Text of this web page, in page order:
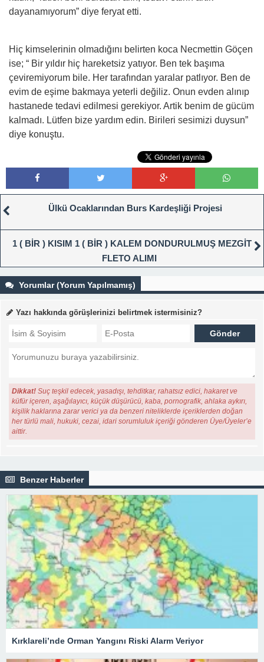
dayanamıyorum” diye feryat etti.
Hiç kimselerinin olmadığını belirten koca Necmettin Göçen
ise; “ Bir yıldır hiç hareketsiz yatıyor. Ben tek başıma
çeviremiyorum bile. Her tarafından yaralar patlıyor. Ben de
evim de eşime bakmaya yeterli değiliz. Onun evden alınıp
hastanede tedavi edilmesi gerekiyor. Artik benim de gücüm
kalmadı. Lütfen bize yardım edin. Birileri sesimizi duysun”
diye konuştu.
Ülkü Ocaklarından Burs Kardeşliği Projesi
1 ( BİR ) KISIM 1 ( BİR ) KALEM DONDURULMUŞ MEZGİT
FLETO ALIMI
Yorumlar (Yorum Yapılmamış)
Yazı hakkında görüşlerinizi belirtmek istermisiniz?
Dikkat! Suç teşkil edecek, yasadışı, tehditkar, rahatsız edici, hakaret ve
küfür içeren, aşağılayıcı, küçük düşürücü, kaba, pornografik, ahlaka aykırı,
kişilik haklarına zarar verici ya da benzeri niteliklerde içeriklerden doğan
her türlü mali, hukuki, cezai, idari sorumluluk içeriği gönderen Üye/Üyeler’e
aittir.
Benzer Haberler
Kırklareli’nde Orman Yangını Riski Alarm Veriyor